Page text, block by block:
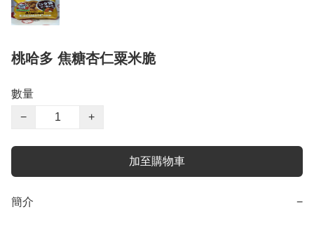
桃哈多 焦糖杏仁粟米脆
數量
−
+
加至購物車
簡介 −